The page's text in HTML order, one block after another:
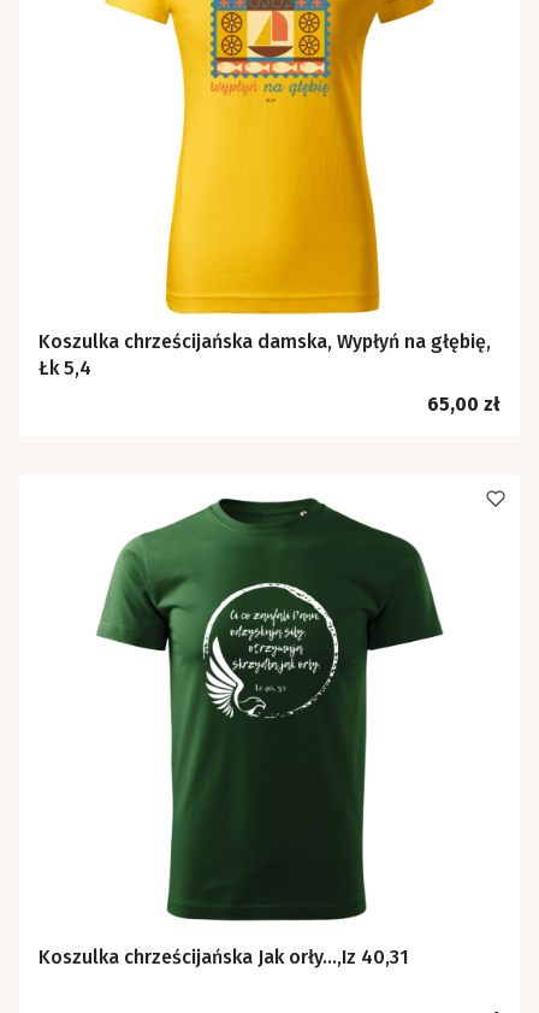
Koszulka chrześcijańska damska, Wypłyń na głębię,
Łk 5,4
Cena
65,00 zł
Koszulka chrześcijańska Jak orły...,Iz 40,31